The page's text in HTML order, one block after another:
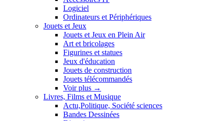
Logiciel
Ordinateurs et Périphériques
Jouets et Jeux
Jouets et Jeux en Plein Air
Art et bricolages
Figurines et statues
Jeux d'éducation
Jouets de construction
Jouets télécommandés
Voir plus →
Livres, Films et Musique
Actu,Politique, Société sciences
Bandes Dessinées